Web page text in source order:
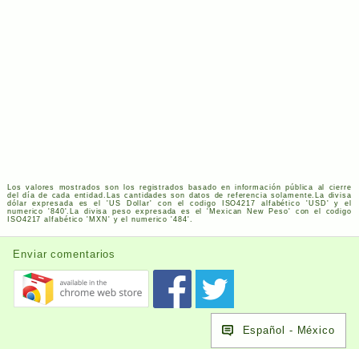
Los valores mostrados son los registrados basado en información pública al cierre
del día de cada entidad.Las cantidades son datos de referencia solamente.La divisa
dólar expresada es el 'US Dollar' con el codigo ISO4217 alfabético 'USD ' y el
numerico '840'.La divisa peso expresada es el 'Mexican New Peso' con el codigo
ISO4217 alfabético ' MXN ' y el numerico '484'.
Enviar comentarios
Español - México